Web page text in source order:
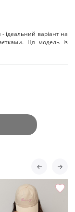
ідеальний варіант на
Ця модель із